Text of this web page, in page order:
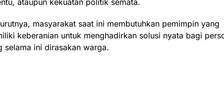
ataupun kekuatan politik semata.
masyarakat saat ini membutuhkan pemimpin yang
keberanian untuk menghadirkan solusi nyata bagi
selama ini dirasakan warga.